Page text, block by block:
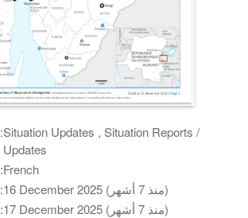
نوع الوثيقة:Situation Updates , Situation Reports /
Updates
نوع الوثيقة:French
تاريخ النشر:
16 December 2025 (منذ 7 أشهر)
تاريخ الانشاء:
17 December 2025 (منذ 7 أشهر)